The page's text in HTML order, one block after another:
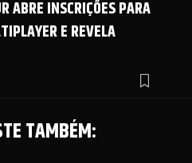
ABRE INSCRIÇÕES PARA
E REVELA
TAMBÉM: